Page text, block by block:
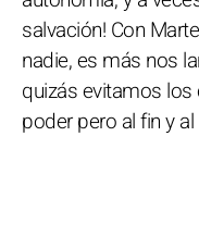
salvación! Con
nadie, es más nos
quizás evitamos
poder pero al fin y